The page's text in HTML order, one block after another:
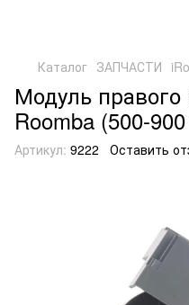
Каталог ЗАПЧАСТИ
Модуль правого
Roomba (500-
Артикул: 9222 Оставить